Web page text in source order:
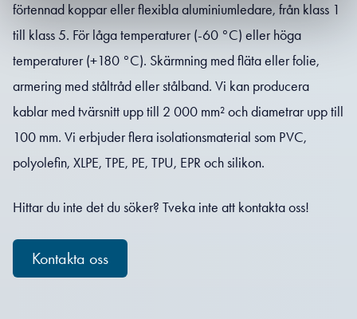
förtennad koppar eller flexibla aluminiumledare, från klass 1
till klass 5. För låga temperaturer (-60 °C) eller höga
temperaturer (+180 °C). Skärmning med fläta eller folie,
armering med ståltråd eller stålband. Vi kan producera
kablar med tvärsnitt upp till 2 000 mm² och diametrar upp till
100 mm. Vi erbjuder flera isolationsmaterial som PVC,
polyolefin, XLPE, TPE, PE, TPU, EPR och silikon.
Hittar du inte det du söker? Tveka inte att kontakta oss!
Kontakta oss